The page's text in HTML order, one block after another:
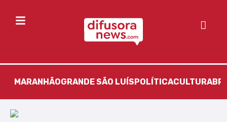
MARANHÃOGRANDE SÃO LUÍS POLÍTICACULTURA